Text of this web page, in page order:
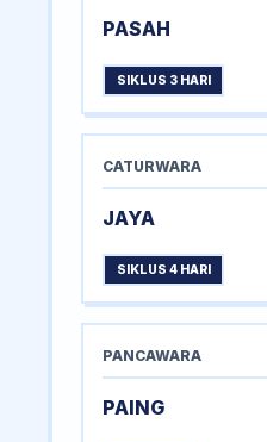
PASAH
SIKLUS 3 HARI
CATURWARA
JAYA
SIKLUS 4 HARI
PANCAWARA
PAING